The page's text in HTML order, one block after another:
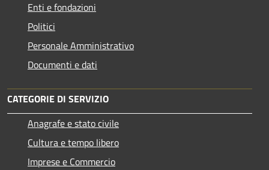
Enti e fondazioni
Politici
Personale Amministrativo
Documenti e dati
CATEGORIE DI SERVIZIO
Anagrafe e stato civile
Cultura e tempo libero
Imprese e Commercio